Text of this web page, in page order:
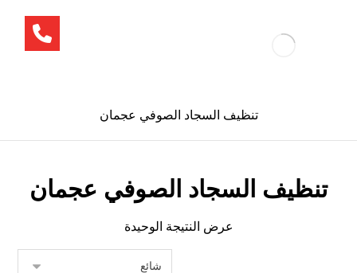
تنظيف السجاد الصوفي عجمان
تنظيف السجاد الصوفي عجمان
عرض النتيجة الوحيدة